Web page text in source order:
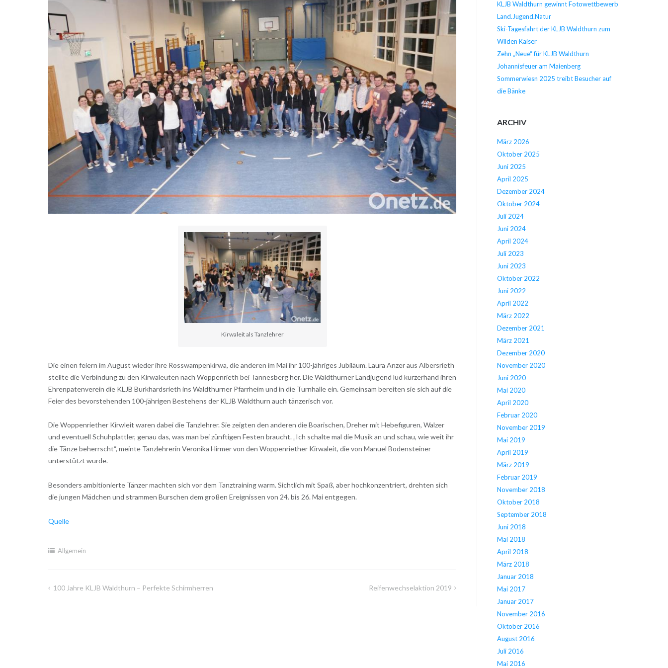
Kirwaleit als Tanzlehrer
Die einen feiern im August wieder ihre Rosswampenkirwa, die anderen im Mai ihr 100-jähriges Jubiläum. Laura Anzer aus Albersrieth
stellte die Verbindung zu den Kirwaleuten nach Woppenrieth bei Tännesberg her. Die Waldthurner Landjugend lud kurzerhand ihren
Ehrenpatenverein die KLJB Burkhardsrieth ins Waldthurner Pfarrheim und in die Turnhalle ein. Gemeinsam bereiten sie sich auf die
Feier des bevorstehenden 100-jährigen Bestehens der KLJB Waldthurn auch tänzerisch vor.
Die Woppenriether Kirwleit waren dabei die Tanzlehrer. Sie zeigten den anderen die Boarischen, Dreher mit Hebefiguren, Walzer
und eventuell Schuhplattler, genau das, was man bei zünftigen Festen braucht. „Ich schalte mal die Musik an und schau, wie weit ihr
die Tänze beherrscht“, meinte Tanzlehrerin Veronika Hirmer von den Woppenriether Kirwaleit, die von Manuel Bodensteiner
unterstützt wurde.
Besonders ambitionierte Tänzer machten sich vor dem Tanztraining warm. Sichtlich mit Spaß, aber hochkonzentriert, drehten sich
die jungen Mädchen und strammen Burschen dem großen Ereignissen von 24. bis 26. Mai entgegen.
Quelle
Allgemein
Beitragsnavigation
100 Jahre KLJB Waldthurn – Perfekte Schirmherren Reifenwechselaktion 2019
KLJB Waldthurn gewinnt Fotowettbewerb
Land.Jugend.Natur
Ski-Tagesfahrt der KLJB Waldthurn zum
Wilden Kaiser
Zehn „Neue“ für KLJB Waldthurn
Johannisfeuer am Maienberg
Sommerwiesn 2025 treibt Besucher auf
die Bänke
ARCHIV
März 2026
Oktober 2025
Juni 2025
April 2025
Dezember 2024
Oktober 2024
Juli 2024
Juni 2024
April 2024
Juli 2023
Juni 2023
Oktober 2022
Juni 2022
April 2022
März 2022
Dezember 2021
März 2021
Dezember 2020
November 2020
Juni 2020
Mai 2020
April 2020
Februar 2020
November 2019
Mai 2019
April 2019
März 2019
Februar 2019
November 2018
Oktober 2018
September 2018
Juni 2018
Mai 2018
April 2018
März 2018
Januar 2018
Mai 2017
Januar 2017
November 2016
Oktober 2016
August 2016
Juli 2016
Mai 2016